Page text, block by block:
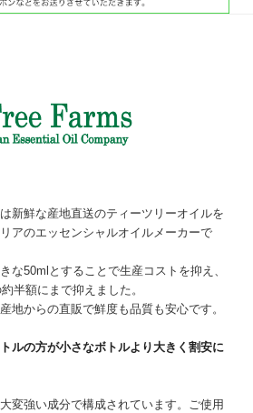
新鮮な産地直送のティーツリーオイルを
アのエッセンシャルオイルメーカーで
な50mlとすることで生産コストを抑え、
半額にまで抑えました。
地からの直販で鮮度も品質も安心です。
ルの方が小さなボトルより大きく割安に
変強い成分で構成されています。ご使用